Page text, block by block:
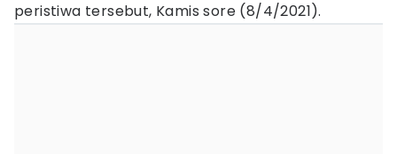
peristiwa tersebut, Kamis sore (8/4/2021).